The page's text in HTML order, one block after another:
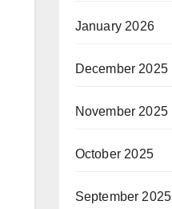
January 2026
December 2025
November 2025
October 2025
September 2025